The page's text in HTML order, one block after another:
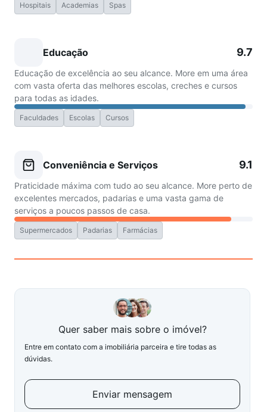
Hospitais Academias Spas
Educação 9.7
Educação de excelência ao seu alcance. More em uma área
com vasta oferta das melhores escolas, creches e cursos
para todas as idades.
Faculdades Escolas Cursos
Conveniência e Serviços 9.1
Praticidade máxima com tudo ao seu alcance. More perto de
excelentes mercados, padarias e uma vasta gama de
serviços a poucos passos de casa.
Supermercados Padarias Farmácias
Quer saber mais sobre o imóvel?
Entre em contato com a imobiliária parceira e tire todas as
dúvidas.
Enviar mensagem